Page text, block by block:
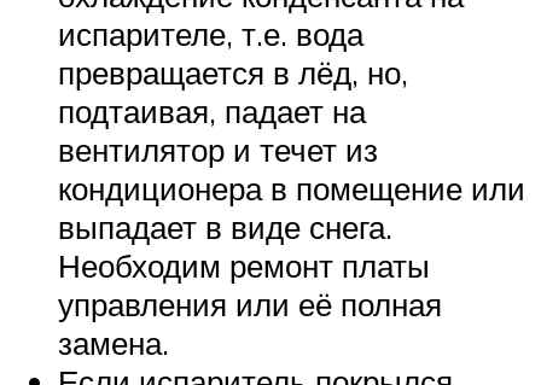
испарителе, т.е. вода
превращается в лёд, но,
подтаивая, падает на
вентилятор и течет из
кондиционера в помещение или
выпадает в виде снега.
Необходим ремонт платы
управления или её полная
замена.